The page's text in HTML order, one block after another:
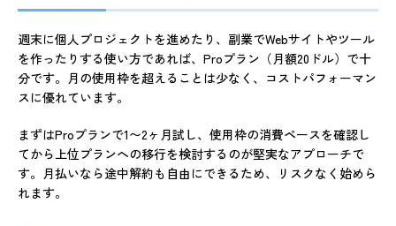
週末に個人プロジェクトを進めたり、副業でWebサイトやツール
を作ったりする使い方であれば、Proプラン（月額20ドル）で十
分です。月の使用枠を超えることは少なく、コストパフォーマン
スに優れています。
まずはProプランで1〜2ヶ月試し、使用枠の消費ペースを確認し
てから上位プランへの移行を検討するのが堅実なアプローチで
す。月払いなら途中解約も自由にできるため、リスクなく始めら
れます。